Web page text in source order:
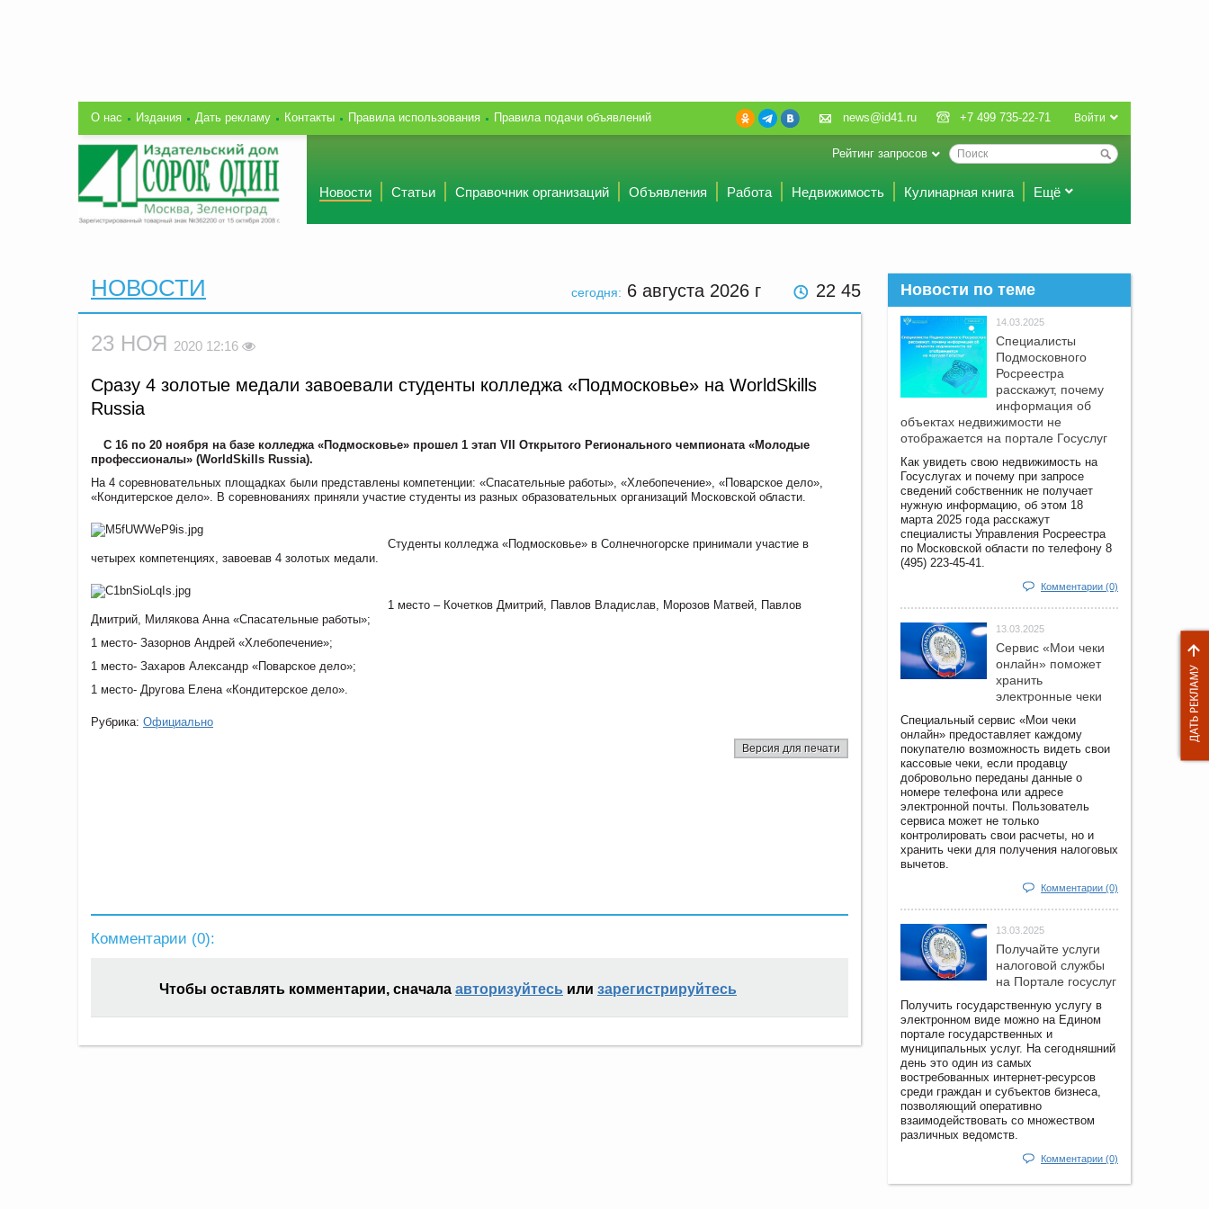
О нас Издания Дать рекламу Контакты Правила использования Правила подачи объявлений Войти
news@id41.ru +7 499 735-22-71
Рейтинг запросов
Новости Статьи Справочник организаций Объявления Работа Недвижимость Кулинарная книга Ещё
сегодня: 6 августа 2026 г 22 45
НОВОСТИ
23 НОЯ 2020 12:16
Сразу 4 золотые медали завоевали студенты колледжа «Подмосковье» на WorldSkills
Russia
С 16 по 20 ноября на базе колледжа «Подмосковье» прошел 1 этап VII Открытого Регионального чемпионата «Молодые
профессионалы» (WorldSkills Russia).
На 4 соревновательных площадках были представлены компетенции: «Спасательные работы», «Хлебопечение», «Поварское дело»,
«Кондитерское дело». В соревнованиях приняли участие студенты из разных образовательных организаций Московской области.
Студенты колледжа «Подмосковье» в Солнечногорске принимали участие в
четырех компетенциях, завоевав 4 золотых медали.
1 место – Кочетков Дмитрий, Павлов Владислав, Морозов Матвей, Павлов
Дмитрий, Милякова Анна «Спасательные работы»;
1 место- Зазорнов Андрей «Хлебопечение»;
1 место- Захаров Александр «Поварское дело»;
1 место- Другова Елена «Кондитерское дело».
Рубрика: Официально
Версия для печати
Комментарии (0):
Чтобы оставлять комментарии, сначала авторизуйтесь или зарегистрируйтесь
Новости по теме
14.03.2025
Специалисты
Подмосковного
Росреестра
расскажут, почему
информация об
объектах недвижимости не
отображается на портале Госуслуг
Как увидеть свою недвижимость на
Госуслугах и почему при запросе
сведений собственник не получает
нужную информацию, об этом 18
марта 2025 года расскажут
специалисты Управления Росреестра
по Московской области по телефону 8
(495) 223-45-41.
Комментарии (0)
13.03.2025
Сервис «Мои чеки
онлайн» поможет
хранить
электронные чеки
Специальный сервис «Мои чеки
онлайн» предоставляет каждому
покупателю возможность видеть свои
кассовые чеки, если продавцу
добровольно переданы данные о
номере телефона или адресе
электронной почты. Пользователь
сервиса может не только
контролировать свои расчеты, но и
хранить чеки для получения налоговых
вычетов.
Комментарии (0)
13.03.2025
Получайте услуги
налоговой службы
на Портале госyслуг
Получить государственную услугу в
электронном виде можно на Едином
портале государственных и
муниципальных услуг. На сегодняшний
день это один из самых
востребованных интернет-ресурсов
среди граждан и субъектов бизнеса,
позволяющий оперативно
взаимодействовать со множеством
различных ведомств.
Комментарии (0)